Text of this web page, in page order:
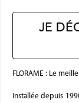
JE
FLORAME : Le
Installée depuis